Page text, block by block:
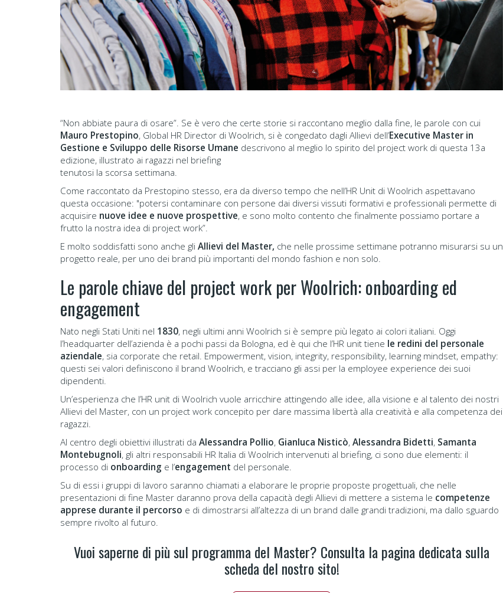
“Non abbiate paura di osare”. Se è vero che certe storie si raccontano meglio dalla fine, le parole con cui
Mauro Prestopino, Global HR Director di Woolrich, si è congedato dagli Allievi dell’Executive Master in
Gestione e Sviluppo delle Risorse Umane descrivono al meglio lo spirito del project work di questa 13a
edizione, illustrato ai ragazzi nel briefing
tenutosi la scorsa settimana.
Come raccontato da Prestopino stesso, era da diverso tempo che nell’HR Unit di Woolrich aspettavano
questa occasione: "potersi contaminare con persone dai diversi vissuti formativi e professionali permette di
acquisire nuove idee e nuove prospettive, e sono molto contento che finalmente possiamo portare a
frutto la nostra idea di project work”.
E molto soddisfatti sono anche gli Allievi del Master, che nelle prossime settimane potranno misurarsi su un
progetto reale, per uno dei brand più importanti del mondo fashion e non solo.
Le parole chiave del project work per Woolrich: onboarding ed
engagement
Nato negli Stati Uniti nel 1830, negli ultimi anni Woolrich si è sempre più legato ai colori italiani. Oggi
l’headquarter dell’azienda è a pochi passi da Bologna, ed è qui che l’HR unit tiene le redini del personale
aziendale, sia corporate che retail. Empowerment, vision, integrity, responsibility, learning mindset, empathy:
questi sei valori definiscono il brand Woolrich, e tracciano gli assi per la employee experience dei suoi
dipendenti.
Un’esperienza che l’HR unit di Woolrich vuole arricchire attingendo alle idee, alla visione e al talento dei nostri
Allievi del Master, con un project work concepito per dare massima libertà alla creatività e alla competenza dei
ragazzi.
Al centro degli obiettivi illustrati da Alessandra Pollio, Gianluca Nisticò, Alessandra Bidetti, Samanta
Montebugnoli, gli altri responsabili HR Italia di Woolrich intervenuti al briefing, ci sono due elementi: il
processo di onboarding e l’engagement del personale.
Su di essi i gruppi di lavoro saranno chiamati a elaborare le proprie proposte progettuali, che nelle
presentazioni di fine Master daranno prova della capacità degli Allievi di mettere a sistema le competenze
apprese durante il percorso e di dimostrarsi all’altezza di un brand dalle grandi tradizioni, ma dallo sguardo
sempre rivolto al futuro.
Vuoi saperne di più sul programma del Master? Consulta la pagina dedicata sulla
scheda del nostro sito!